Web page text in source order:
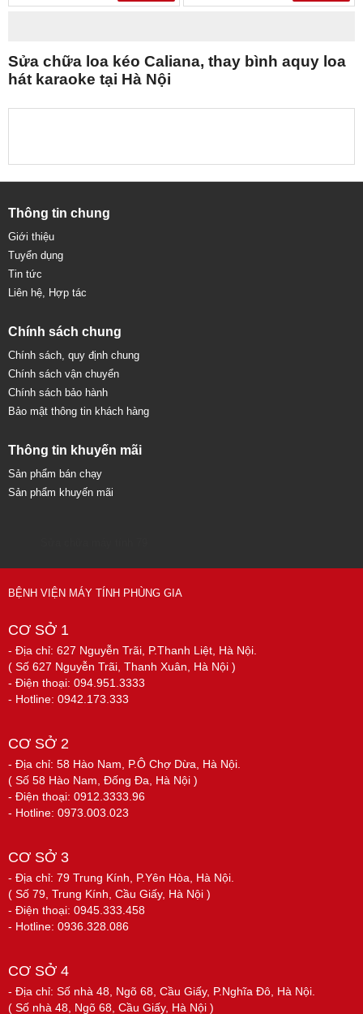
Sửa chữa loa kéo Caliana, thay bình aquy loa
hát karaoke tại Hà Nội
Thông tin chung
Giới thiệu
Tuyển dụng
Tin tức
Liên hệ, Hợp tác
Chính sách chung
Chính sách, quy định chung
Chính sách vận chuyển
Chính sách bảo hành
Bảo mật thông tin khách hàng
Thông tin khuyến mãi
Sản phẩm bán chạy
Sản phẩm khuyến mãi
BỆNH VIỆN MÁY TÍNH PHÙNG GIA
CƠ SỞ 1
- Địa chỉ: 627 Nguyễn Trãi, P.Thanh Liệt, Hà Nội.
( Số 627 Nguyễn Trãi, Thanh Xuân, Hà Nội )
- Điện thoại: 094.951.3333
- Hotline: 0942.173.333
CƠ SỞ 2
- Địa chỉ: 58 Hào Nam, P.Ô Chợ Dừa, Hà Nội.
( Số 58 Hào Nam, Đống Đa, Hà Nội )
- Điện thoại: 0912.3333.96
- Hotline: 0973.003.023
CƠ SỞ 3
- Địa chỉ: 79 Trung Kính, P.Yên Hòa, Hà Nội.
( Số 79, Trung Kính, Cầu Giấy, Hà Nội )
- Điện thoại: 0945.333.458
- Hotline: 0936.328.086
CƠ SỞ 4
- Địa chỉ: Số nhà 48, Ngõ 68, Cầu Giấy, P.Nghĩa Đô, Hà Nội.
( Số nhà 48, Ngõ 68, Cầu Giấy, Hà Nội )